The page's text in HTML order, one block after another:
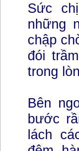
Sức
những
chập
đói
trong
Bên
bước
lách